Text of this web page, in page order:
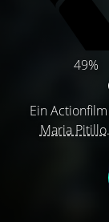
49%
Ein
Maria Pitillo